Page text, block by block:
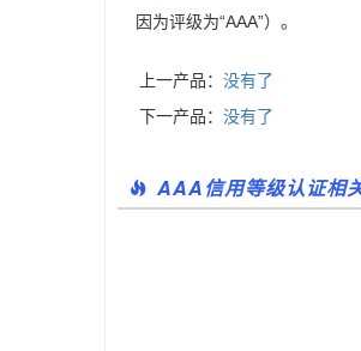
因为评级为“AAA”）。
上一产品： 没有了
下一产品： 没有了
AAA信用等级认证相